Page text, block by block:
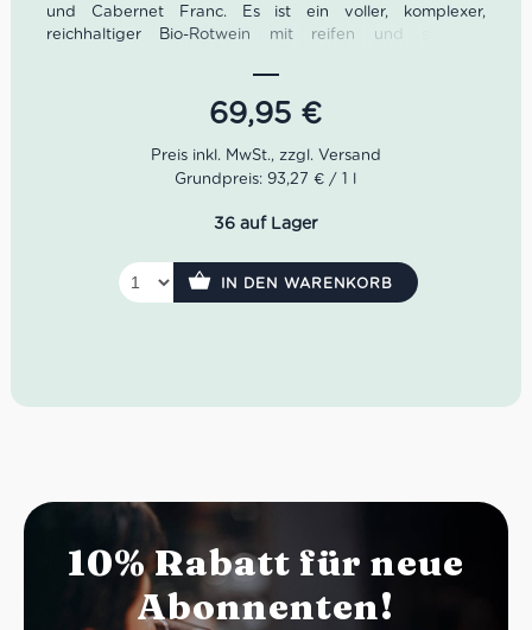
und Cabernet Franc. Es ist ein voller, komplexer,
reichhaltiger Bio-Rotwein mit reifen und seidigen
Farbe: Dunkles Rubinrot.
Geruch: Intensive Noten kleiner roter Früchte mit
Anklängen von Leder und Kaffee.
Geschmack: Vielseitig und charaktervoll.
Ideale Versandverpackung: 21 Flasche
69,95 €
Grundpreis: 93,27 € / 1 l
36 auf Lager
IN DEN WARENKORB
10% Rabatt für neue
Abonnenten!